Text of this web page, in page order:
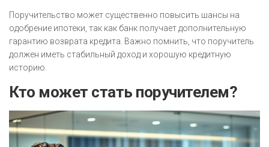
Поручительство может существенно повысить шансы на
одобрение ипотеки, так как банк получает дополнительную
гарантию возврата кредита. Важно помнить, что поручитель
должен иметь стабильный доход и хорошую кредитную
историю.
Кто может стать поручителем?